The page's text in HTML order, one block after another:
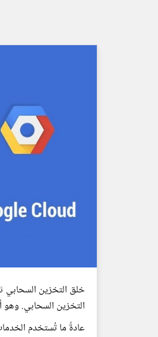
خلق التخزين السحابي
التخزين السحابي. وهو
عادةً ما تُستخدم